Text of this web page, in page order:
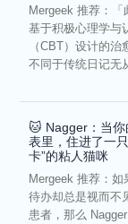
Mergeek 推荐：「
基于积极心理学与
（CBT）设计的治
不同于传统日记无
🐱 Nagger：当你
表里，住进了一
卡”的粘人猫咪
Mergeek 推荐：如
待办却总是视而不
患者，那么